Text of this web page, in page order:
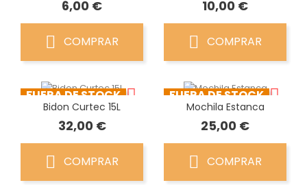
6,00 €Precio
COMPRAR
10,00 €Precio
COMPRAR
FUERA DE STOCK
Bidon Curtec 15L
32,00 €Precio
COMPRAR
FUERA DE STOCK
Mochila Estanca
25,00 €Precio
COMPRAR